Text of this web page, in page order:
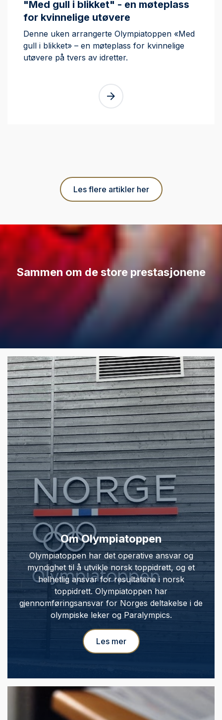
"Med gull i blikket" - en møteplass
for kvinnelige utøvere
Denne uken arrangerte Olympiatoppen «Med
gull i blikket» – en møteplass for kvinnelige
utøvere på tvers av idretter.
Les flere artikler her
Sammen om de store prestasjonene
Om Olympiatoppen
Olympiatoppen har det operative ansvar og
myndighet til å utvikle norsk toppidrett, og et
helhetlig ansvar for resultatene i norsk
toppidrett. Olympiatoppen har
gjennomføringsansvar for Norges deltakelse i de
olympiske leker og Paralympics.
Les mer